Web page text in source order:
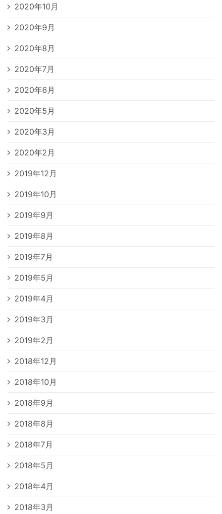
2020年10月
2020年9月
2020年8月
2020年7月
2020年6月
2020年5月
2020年3月
2020年2月
2019年12月
2019年10月
2019年9月
2019年8月
2019年7月
2019年5月
2019年4月
2019年3月
2019年2月
2018年12月
2018年10月
2018年9月
2018年8月
2018年7月
2018年5月
2018年4月
2018年3月